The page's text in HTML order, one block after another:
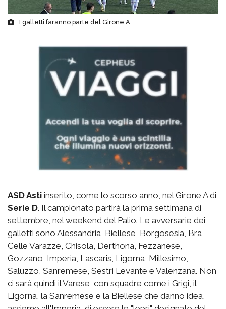
I galletti faranno parte del Girone A
ASD Asti inserito, come lo scorso anno, nel Girone A di
Serie D. Il campionato partirà la prima settimana di
settembre, nel weekend del Palio. Le avversarie dei
galletti sono Alessandria, Biellese, Borgosesia, Bra,
Celle Varazze, Chisola, Derthona, Fezzanese,
Gozzano, Imperia, Lascaris, Ligorna, Millesimo,
Saluzzo, Sanremese, Sestri Levante e Valenzana. Non
ci sarà quindi il Varese, con squadre come i Grigi, il
Ligorna, la Sanremese e la Biellese che danno idea,